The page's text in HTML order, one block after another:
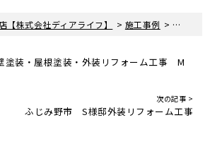
【株式会社ディアライフ】 > 施工事例 > さいた
装・屋根塗装・外装リフォーム工事 M
次の記事 >
ふじみ野市 S様邸外装リフォーム工事